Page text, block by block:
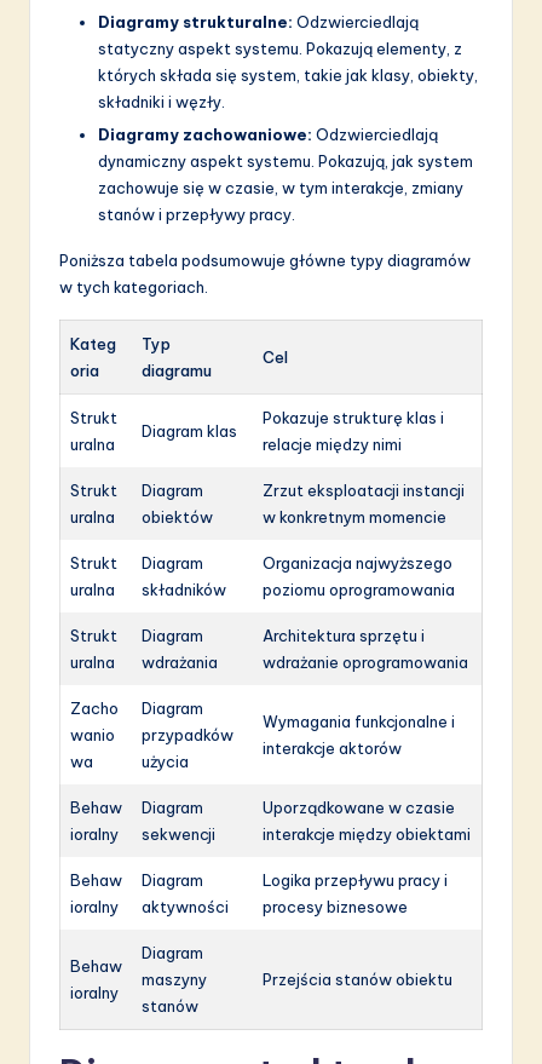
Diagramy strukturalne: Odzwierciedlają
statyczny aspekt systemu. Pokazują elementy, z
których składa się system, takie jak klasy, obiekty,
składniki i węzły.
Diagramy zachowaniowe: Odzwierciedlają
dynamiczny aspekt systemu. Pokazują, jak system
zachowuje się w czasie, w tym interakcje, zmiany
stanów i przepływy pracy.
Poniższa tabela podsumowuje główne typy diagramów
w tych kategoriach.
Kateg
oria
Typ
diagramu
Cel
Strukt
uralna
Diagram klas
Pokazuje strukturę klas i
relacje między nimi
Strukt
uralna
Diagram
obiektów
Zrzut eksploatacji instancji
w konkretnym momencie
Strukt
uralna
Diagram
składników
Organizacja najwyższego
poziomu oprogramowania
Strukt
uralna
Diagram
wdrażania
Architektura sprzętu i
wdrażanie oprogramowania
Zacho
wanio
wa
Diagram
przypadków
użycia
Wymagania funkcjonalne i
interakcje aktorów
Behaw
ioralny
Diagram
sekwencji
Uporządkowane w czasie
interakcje między obiektami
Behaw
ioralny
Diagram
aktywności
Logika przepływu pracy i
procesy biznesowe
Behaw
ioralny
Diagram
maszyny
stanów
Przejścia stanów obiektu